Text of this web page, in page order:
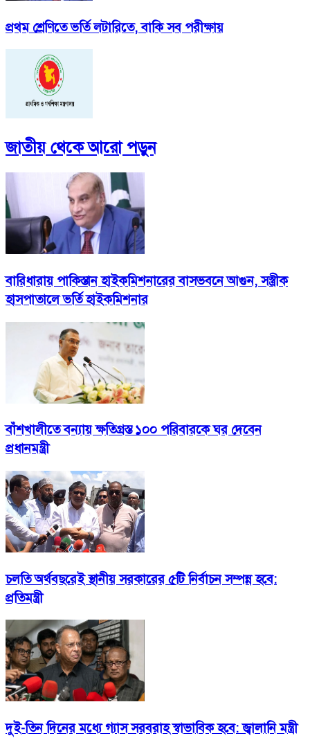
প্রথম শ্রেণিতে ভর্তি লটারিতে, বাকি সব পরীক্ষায়
জাতীয়থেকে আরো পড়ুন
বারিধারায় পাকিস্তান হাইকমিশনারের বাসভবনে আগুন, সস্ত্রীক
হাসপাতালে ভর্তি হাইকমিশনার
বাঁশখালীতে বন্যায় ক্ষতিগ্রস্ত ১০০ পরিবারকে ঘর দেবেন
প্রধানমন্ত্রী
চলতি অর্থবছরেই স্থানীয় সরকারের ৫টি নির্বাচন সম্পন্ন হবে:
প্রতিমন্ত্রী
দুই-তিন দিনের মধ্যে গ্যাস সরবরাহ স্বাভাবিক হবে: জ্বালানি মন্ত্রী